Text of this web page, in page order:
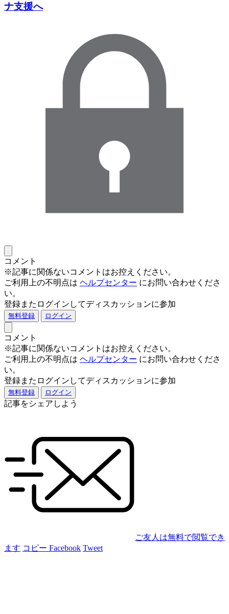
ナ支援へ
コメント
※記事に関係ないコメントはお控えください。
ご利用上の不明点は ヘルプセンター にお問い合わせくださ
い。
登録またログインしてディスカッションに参加
無料登録 ログイン
コメント
※記事に関係ないコメントはお控えください。
ご利用上の不明点は ヘルプセンター にお問い合わせくださ
い。
登録またログインしてディスカッションに参加
無料登録 ログイン
記事をシェアしよう
ご友人は無料で閲覧でき
ます コピー Facebook Tweet